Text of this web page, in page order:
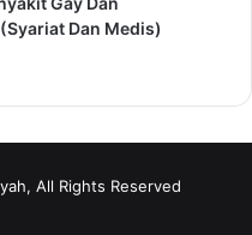
Dan Medis)
All Rights Reserved